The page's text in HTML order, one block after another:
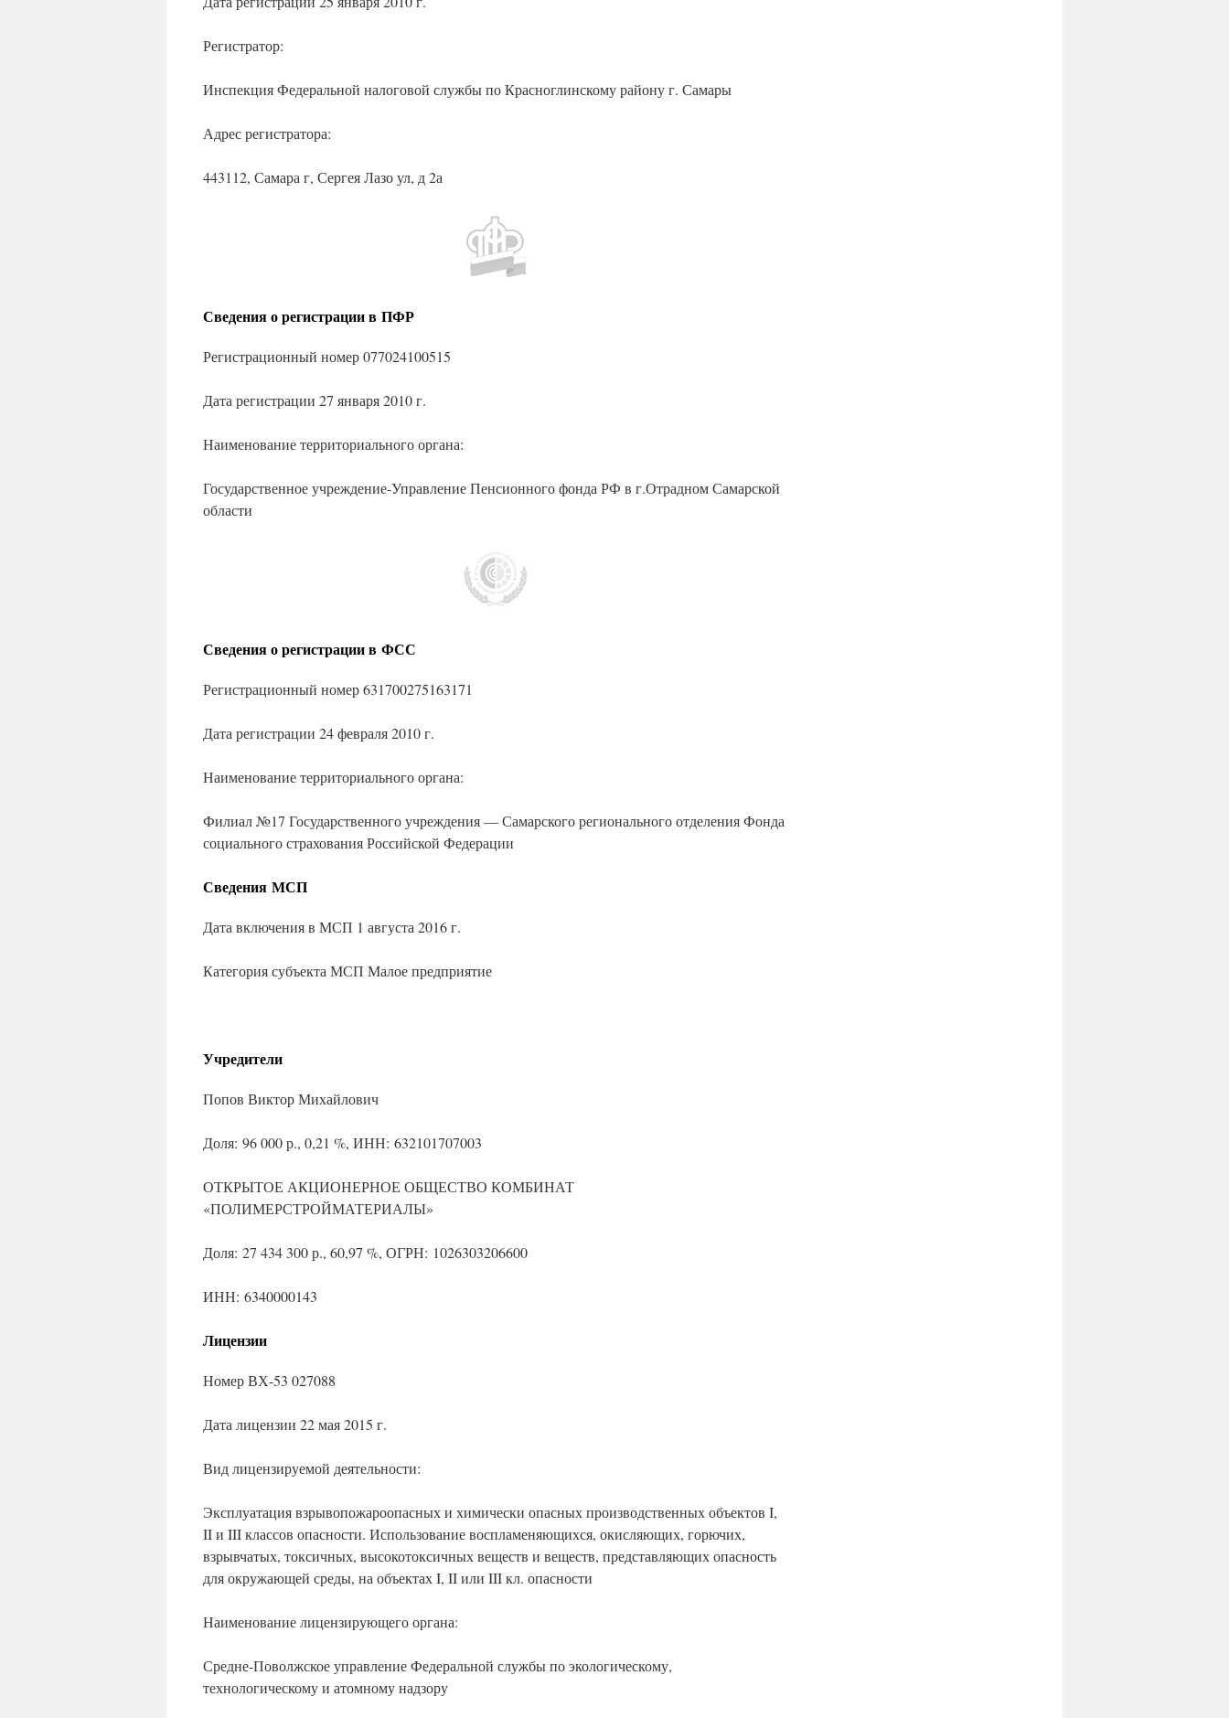
Регистратор:
Инспекция Федеральной налоговой службы по Красноглинскому району г. Самары
Адрес регистратора:
443112, Самара г, Сергея Лазо ул, д 2а
Сведения о регистрации в ПФР
Регистрационный номер 077024100515
Дата регистрации 27 января 2010 г.
Наименование территориального органа:
Государственное учреждение-Управление Пенсионного фонда РФ в г.Отрадном Самарской
области
Сведения о регистрации в ФСС
Регистрационный номер 631700275163171
Дата регистрации 24 февраля 2010 г.
Наименование территориального органа:
Филиал №17 Государственного учреждения — Самарского регионального отделения Фонда
социального страхования Российской Федерации
Сведения МСП
Дата включения в МСП 1 августа 2016 г.
Категория субъекта МСП Малое предприятие
Учредители
Попов Виктор Михайлович
Доля: 96 000 р., 0,21 %, ИНН: 632101707003
ОТКРЫТОЕ АКЦИОНЕРНОЕ ОБЩЕСТВО КОМБИНАТ
«ПОЛИМЕРСТРОЙМАТЕРИАЛЫ»
Доля: 27 434 300 р., 60,97 %, ОГРН: 1026303206600
ИНН: 6340000143
Лицензии
Номер ВХ-53 027088
Дата лицензии 22 мая 2015 г.
Вид лицензируемой деятельности:
Эксплуатация взрывопожароопасных и химически опасных производственных объектов I,
II и III классов опасности. Использование воспламеняющихся, окисляющих, горючих,
взрывчатых, токсичных, высокотоксичных веществ и веществ, представляющих опасность
для окружающей среды, на объектах I, II или III кл. опасности
Наименование лицензирующего органа:
Средне-Поволжское управление Федеральной службы по экологическому,
технологическому и атомному надзору